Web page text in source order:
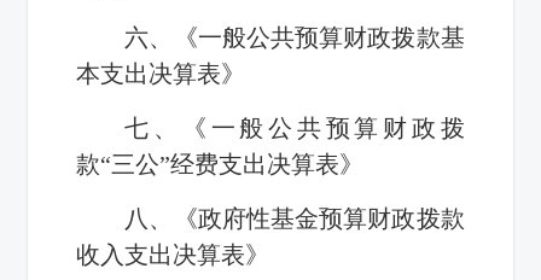
六、《一般公共预算财政拨款基
本支出决算表》
七、《一般公共预算财政拨
款“三公”经费支出决算表》
八、《政府性基金预算财政拨款
收入支出决算表》